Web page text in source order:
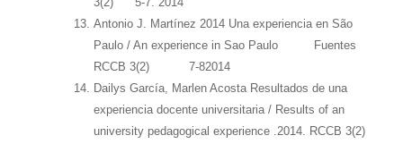
Antonio J. Martínez 2014 Una experiencia en São
Paulo / An experience in Sao Paulo Fuentes
RCCB 3(2) 7-82014
Dailys García, Marlen Acosta Resultados de una
experiencia docente universitaria / Results of an
university pedagogical experience .2014. RCCB 3(2)